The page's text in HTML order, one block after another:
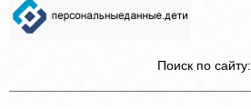
Поиск по сайту: